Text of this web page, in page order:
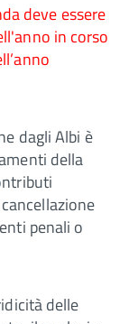
deve essere
in corso
dagli Albi è
della
penali o
delle